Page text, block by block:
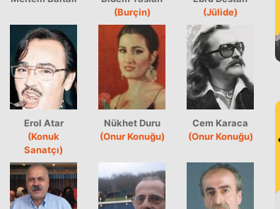
(Burçin)
(Jülide)
Erol Atar
(Konuk
Sanatçı)
Nükhet Duru
(Onur Konuğu)
Cem Karaca
(Onur Konuğu)